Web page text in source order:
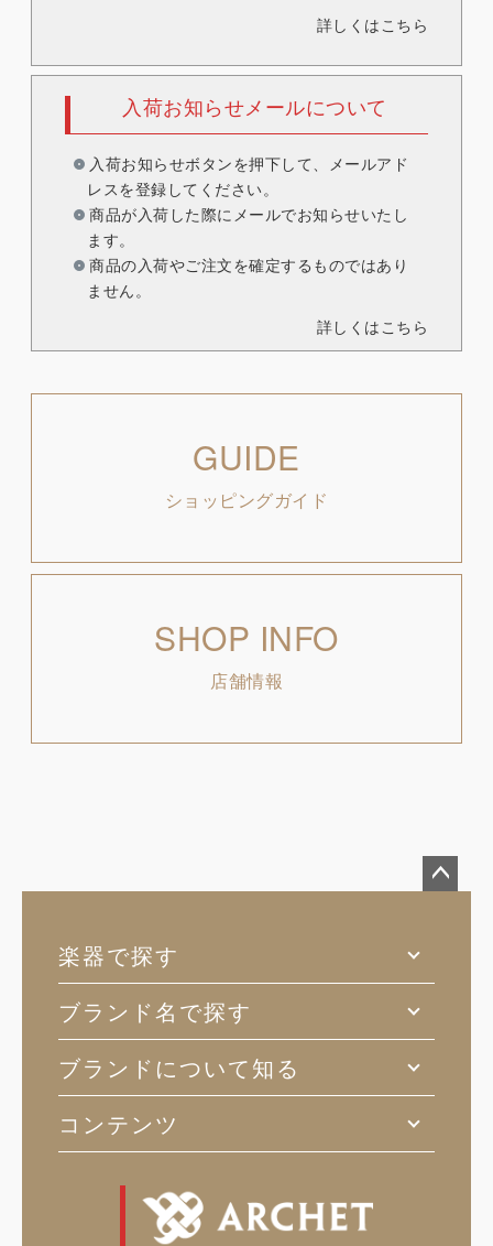
詳しくはこちら
入荷お知らせメールについて
入荷お知らせボタンを押下して、メールアド
レスを登録してください。
商品が入荷した際にメールでお知らせいたし
ます。
商品の入荷やご注文を確定するものではあり
ません。
詳しくはこちら
GUIDE
ショッピングガイド
SHOP INFO
店舗情報
へ
楽器で探す
ブランド名で探す
ブランドについて知る
コンテンツ